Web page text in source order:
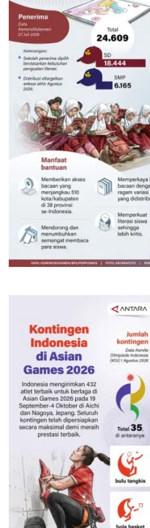
5,5 juta buku
siswa
Kemarin 09:00